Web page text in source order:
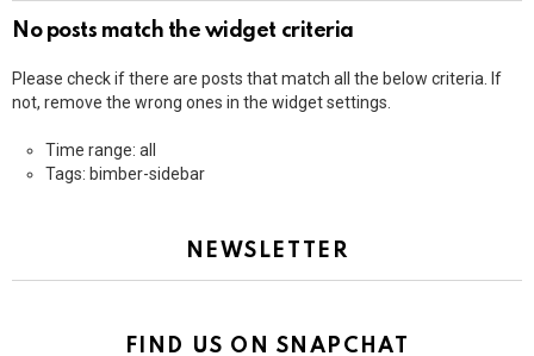
No posts match the widget criteria
Please check if there are posts that match all the below criteria. If
not, remove the wrong ones in the widget settings.
Time range: all
Tags: bimber-sidebar
NEWSLETTER
FIND US ON SNAPCHAT